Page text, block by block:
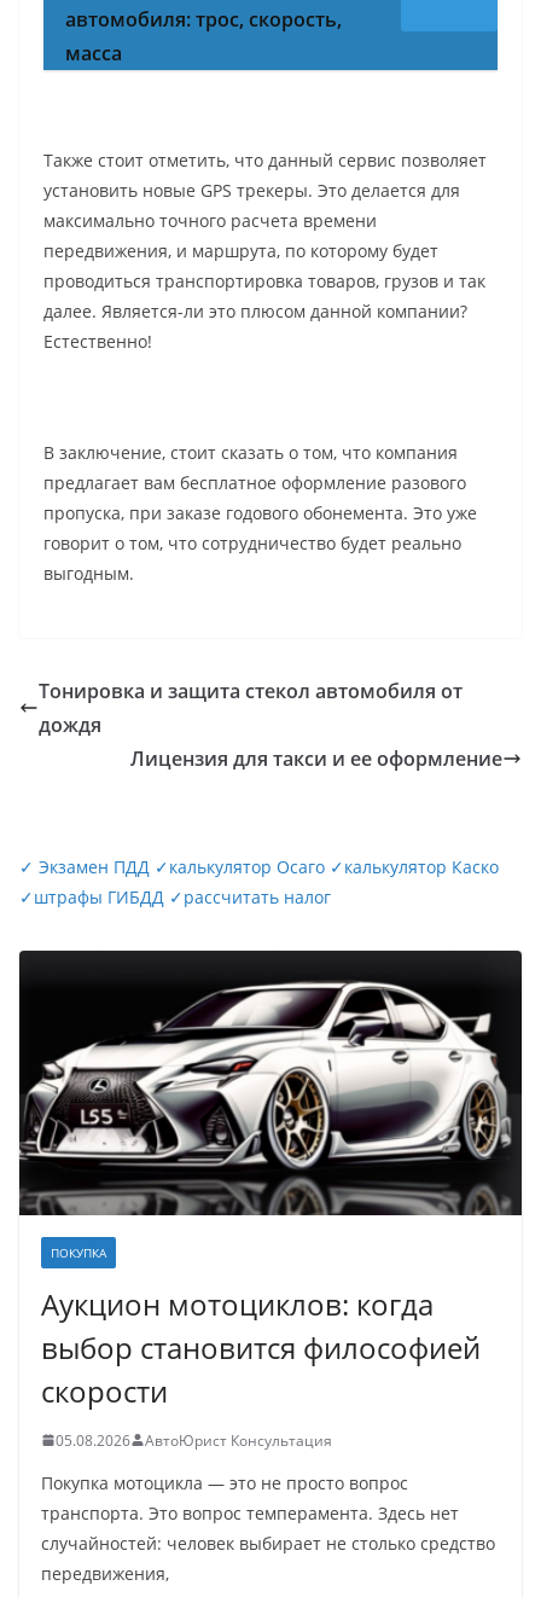
автомобиля: трос, скорость,
масса
Также стоит отметить, что данный сервис позволяет
установить новые GPS трекеры. Это делается для
максимально точного расчета времени
передвижения, и маршрута, по которому будет
проводиться транспортировка товаров, грузов и так
далее. Является-ли это плюсом данной компании?
Естественно!
В заключение, стоит сказать о том, что компания
предлагает вам бесплатное оформление разового
пропуска, при заказе годового обонемента. Это уже
говорит о том, что сотрудничество будет реально
выгодным.
Тонировка и защита стекол автомобиля от
дождя
Лицензия для такси и ее оформление
✓ Экзамен ПДД ✓калькулятор Осаго ✓калькулятор Каско
✓штрафы ГИБДД ✓рассчитать налог
ПОКУПКА
Аукцион мотоциклов: когда
выбор становится философией
скорости
05.08.2026 АвтоЮрист Консультация
Покупка мотоцикла — это не просто вопрос
транспорта. Это вопрос темперамента. Здесь нет
случайностей: человек выбирает не столько средство
передвижения,